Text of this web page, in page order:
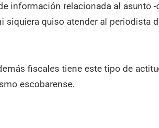
información relacionada al asunto
siquiera quiso atender al periodista
fiscales tiene este tipo de
escobarense.